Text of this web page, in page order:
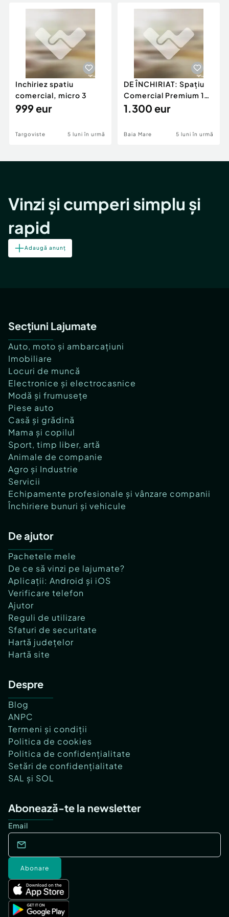
Animale de companie
Afaceri și echipamente profesionale
Inchiriere Bunuri si Vehicule
Utilaje agricole si industriale
Piese auto si accesorii
Dacia Duster
Inchiriez spatiu
comercial, micro 3
999 eur
Targoviste 5 luni în urmă
DE ÎNCHIRIAT: Spațiu
Comercial Premium 146
mp – Vizibili
1.300 eur
Baia Mare 5 luni în urmă
Vinzi și cumperi simplu și
rapid
Adaugă anunț
Secțiuni Lajumate
Auto, moto și ambarcațiuni
Imobiliare
Locuri de muncă
Electronice și electrocasnice
Modă și frumusețe
Piese auto
Casă și grădină
Mama și copilul
Sport, timp liber, artă
Animale de companie
Agro și Industrie
Servicii
Echipamente profesionale și vânzare companii
Închiriere bunuri și vehicule
De ajutor
Pachetele mele
De ce să vinzi pe lajumate?
Aplicații: Android și iOS
Verificare telefon
Ajutor
Reguli de utilizare
Sfaturi de securitate
Hartă județelor
Hartă site
Despre
Blog
ANPC
Termeni și condiții
Politica de cookies
Politica de confidențialitate
Setări de confidențialitate
SAL și SOL
Abonează-te la newsletter
Email
Abonare